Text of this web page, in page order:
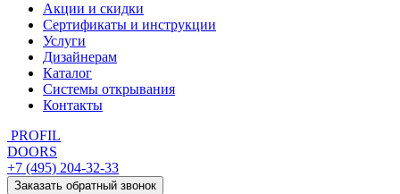
Акции и скидки
Сертификаты и инструкции
Услуги
Дизайнерам
Каталог
Системы открывания
Контакты
PROFIL
DOORS
+7 (495) 204-32-33
Заказать обратный звонок